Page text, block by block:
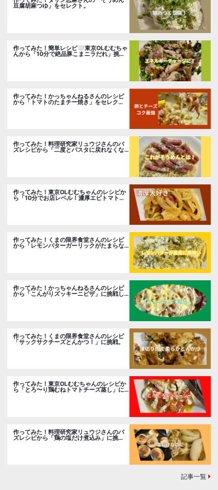
豆腐胡麻つゆ」をセレクト。
作ってみた！簡単レシピ🤍東京OLむむちゃ
んから「10分で絶品豚こまニラだれ」挑
作ってみた！かっちゃんねるさんのレシピ
から「トマトのたまチー焼き」をセレク
ト。
作ってみた！料理研究家リュウジさんのバ
ズレシピから「二度とパスタに戻れなくな
作ってみた！東京OLむむちゃんのレシピか
ら「10分でお店レベル！濃厚エビトマトク
作ってみた！くまの限界食堂さんのレシピ
から「レモンバターガーリックがたまらな
作ってみた！かっちゃんねるさんのレシピ
から「こんがりズッキーニピザ」に挑戦し
作ってみた！くまの限界食堂さんのレシピ
「サックサクチーズとんかつ！」に挑戦。
作ってみた！東京OLむむちゃんのレシピか
ら「とろ〜り鶏むねトマトチーズ蒸し」に
作ってみた！料理研究家リュウジさんのバ
ズレシピから「鶏の塩だけ煮込み」に挑
記事一覧